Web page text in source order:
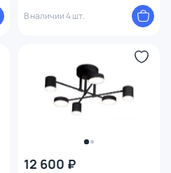
В наличии 4 шт.
12 600 ₽